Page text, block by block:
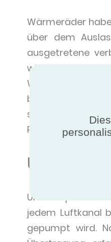
Wärmeräder
über dem
ausgetretene
wiederum die
berücksichtigt
sollten auch
Problem
Umlaufspulen
jedem Luftkanal
gepumpt wird.